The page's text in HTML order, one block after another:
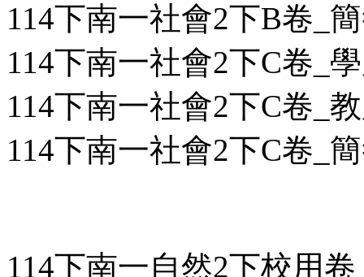
114下南一社會2下B卷_
114下南一社會2下C卷_
114下南一社會2下C卷_
114下南一社會2下C卷_
114下南一自然2下校用卷